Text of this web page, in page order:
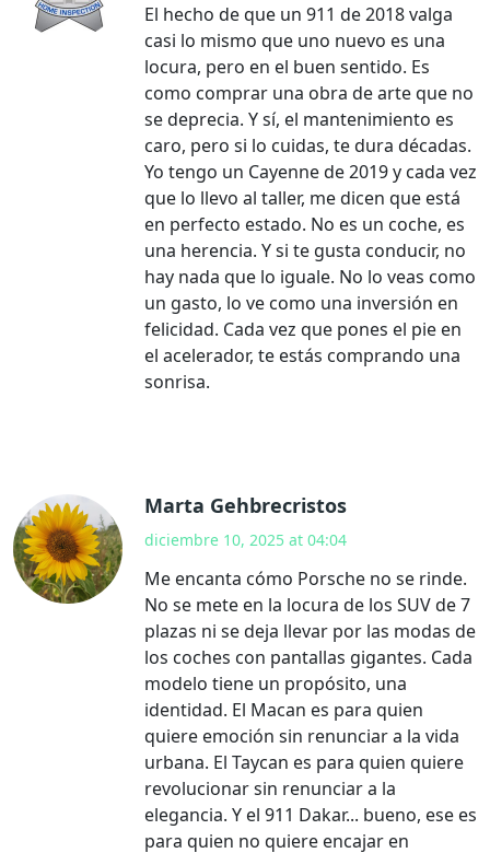
El hecho de que un 911 de 2018 valga
casi lo mismo que uno nuevo es una
locura, pero en el buen sentido. Es
como comprar una obra de arte que no
se deprecia. Y sí, el mantenimiento es
caro, pero si lo cuidas, te dura décadas.
Yo tengo un Cayenne de 2019 y cada vez
que lo llevo al taller, me dicen que está
en perfecto estado. No es un coche, es
una herencia. Y si te gusta conducir, no
hay nada que lo iguale. No lo veas como
un gasto, lo ve como una inversión en
felicidad. Cada vez que pones el pie en
el acelerador, te estás comprando una
sonrisa.
Marta Gehbrecristos
diciembre 10, 2025 at 04:04
Me encanta cómo Porsche no se rinde.
No se mete en la locura de los SUV de 7
plazas ni se deja llevar por las modas de
los coches con pantallas gigantes. Cada
modelo tiene un propósito, una
identidad. El Macan es para quien
quiere emoción sin renunciar a la vida
urbana. El Taycan es para quien quiere
revolucionar sin renunciar a la
elegancia. Y el 911 Dakar... bueno, ese es
para quien no quiere encajar en